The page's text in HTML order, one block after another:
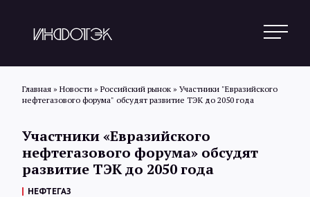
Новости
Главная » Новости » Российский рынок » Участники "Евразийского
нефтегазового форума" обсудят развитие ТЭК до 2050 года
Участники «Евразийского
нефтегазового форума» обсудят
развитие ТЭК до 2050 года
НЕФТЕГАЗ